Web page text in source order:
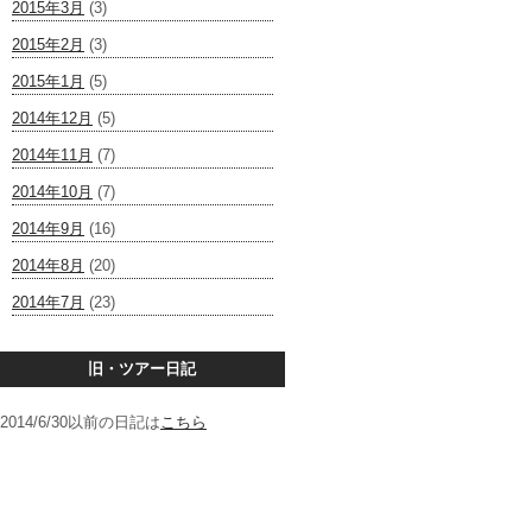
2015年3月 (3)
2015年2月 (3)
2015年1月 (5)
2014年12月 (5)
2014年11月 (7)
2014年10月 (7)
2014年9月 (16)
2014年8月 (20)
2014年7月 (23)
旧・ツアー日記
2014/6/30以前の日記はこちら